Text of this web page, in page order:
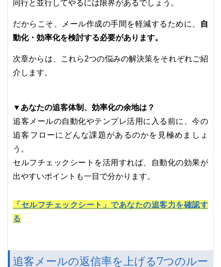
同行と並行してやるには限界があるでしょう。
だからこそ、メール作成の手間を軽減するために、
自
動化・効率化を検討する必要があります。
次章からは、これら2つの悩みの解決策をそれぞれご紹
介します。
▼あなたの追客体制、効率化の余地は？
追客メールの自動化やテンプレ活用に入る前に、今の
追客フローにどんな課題があるのかを見極めましょ
う。
セルフチェックシートを活用すれば、自動化の効果が
出やすいポイントも一目で分かります。
「セルフチェックシート」であなたの追客力を確認す
る
追客メールの返信率を上げる7つのルー